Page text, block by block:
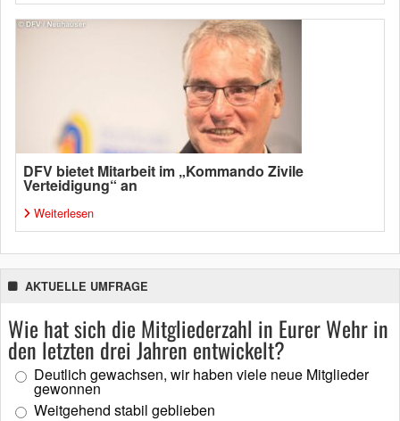
DFV bietet Mitarbeit im „Kommando Zivile
Verteidigung“ an
Weiterlesen
AKTUELLE UMFRAGE
Wie hat sich die Mitgliederzahl in Eurer Wehr in
den letzten drei Jahren entwickelt?
Deutlich gewachsen, wir haben viele neue Mitglieder
gewonnen
Weitgehend stabil geblieben